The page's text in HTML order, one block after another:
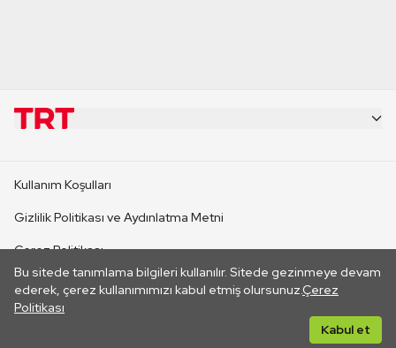
Bu sitede tanımlama bilgileri kullanılır. Sitede gezinmeye devam
ederek, çerez kullanımımızı kabul etmiş olursunuz.Çerez
Politikası
Kabul et
CANLI YAYINLAR
Kullanım Koşulları
Gizlilik Politikası ve Aydınlatma Metni
Çerez Politikası
İletişim
Her hakkı saklıdır. ©2026 TRT. Bağlantı yoluyla gidilen dış